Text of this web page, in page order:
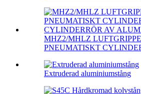
MHZ2/MHLZ
PNEUMATISKT
Extruderad aluminiumstång